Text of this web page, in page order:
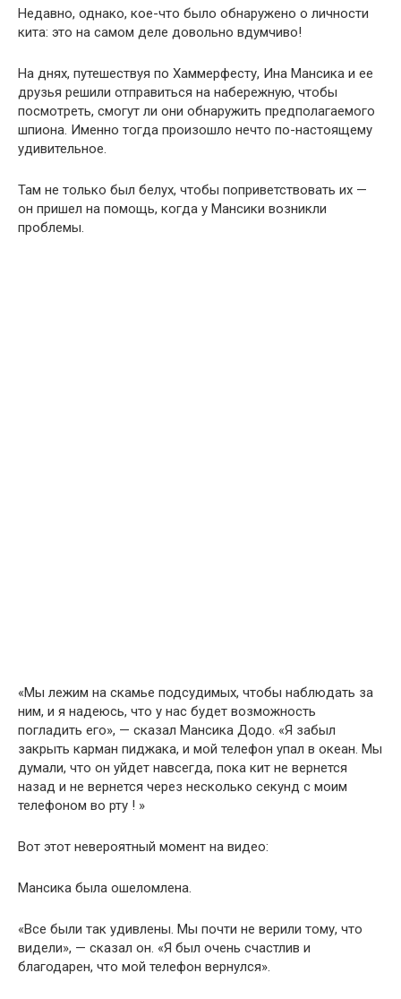
Недавно, однако, кое-что было обнаружено о личности
кита: это на самом деле довольно вдумчиво!
На днях, путешествуя по Хаммерфесту, Ина Мансика и ее
друзья решили отправиться на набережную, чтобы
посмотреть, смогут ли они обнаружить предполагаемого
шпиона. Именно тогда произошло нечто по-настоящему
удивительное.
Там не только был белух, чтобы поприветствовать их —
он пришел на помощь, когда у Мансики возникли
проблемы.
«Мы лежим на скамье подсудимых, чтобы наблюдать за
ним, и я надеюсь, что у нас будет возможность
погладить его», — сказал Мансика Додо. «Я забыл
закрыть карман пиджака, и мой телефон упал в океан. Мы
думали, что он уйдет навсегда, пока кит не вернется
назад и не вернется через несколько секунд с моим
телефоном во рту ! »
Вот этот невероятный момент на видео:
Мансика была ошеломлена.
«Все были так удивлены. Мы почти не верили тому, что
видели», — сказал он. «Я был очень счастлив и
благодарен, что мой телефон вернулся».